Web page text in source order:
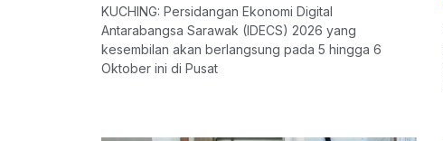
KUCHING: Persidangan Ekonomi Digital
Antarabangsa Sarawak (IDECS) 2026 yang
kesembilan akan berlangsung pada 5 hingga 6
Oktober ini di Pusat